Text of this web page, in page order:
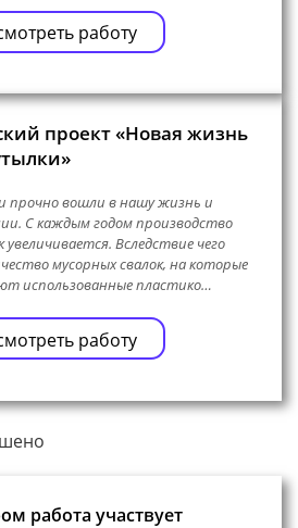
работу
проект «Новая жизнь
прочно вошли в нашу жизнь и
С каждым годом производство
Вследствие чего
мусорных свалок, на которые
использованные пластико…
работу
работа участвует